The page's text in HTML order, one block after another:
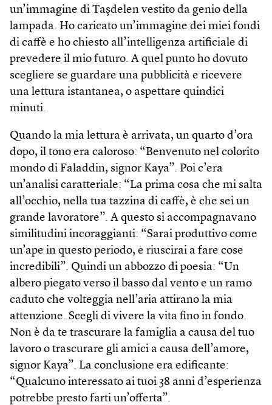
un’immagine di Taşdelen vestito da genio della
lampada. Ho caricato un’immagine dei miei fondi
di caffè e ho chiesto all’intelligenza artificiale di
prevedere il mio futuro. A quel punto ho dovuto
scegliere se guardare una pubblicità e ricevere
una lettura istantanea, o aspettare quindici
minuti.
Quando la mia lettura è arrivata, un quarto d’ora
dopo, il tono era caloroso: “Benvenuto nel colorito
mondo di Faladdin, signor Kaya”. Poi c’era
un’analisi caratteriale: “La prima cosa che mi salta
all’occhio, nella tua tazzina di caffè, è che sei un
grande lavoratore”. A questo si accompagnavano
similitudini incoraggianti: “Sarai produttivo come
un’ape in questo periodo, e riuscirai a fare cose
incredibili”. Quindi un abbozzo di poesia: “Un
albero piegato verso il basso dal vento e un ramo
caduto che volteggia nell’aria attirano la mia
attenzione. Scegli di vivere la vita fino in fondo.
Non è da te trascurare la famiglia a causa del tuo
lavoro o trascurare gli amici a causa dell’amore,
signor Kaya”. La conclusione era edificante:
“Qualcuno interessato ai tuoi 38 anni d’esperienza
potrebbe presto farti un’offerta”.